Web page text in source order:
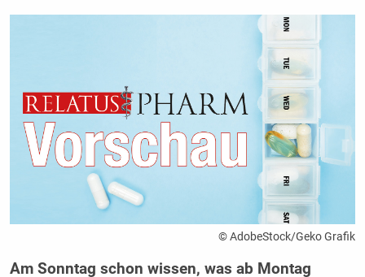
© AdobeStock/Geko Grafik
Am Sonntag schon wissen, was ab Montag